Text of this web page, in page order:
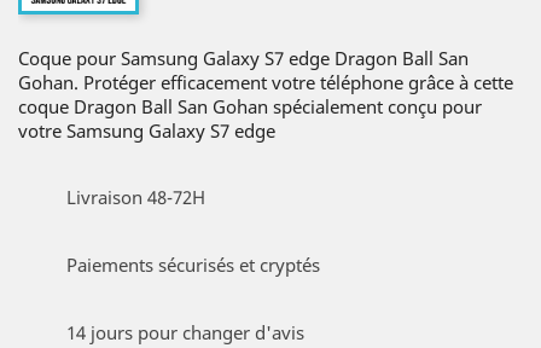
Coque pour Samsung Galaxy S7 edge Dragon Ball San
Gohan. Protéger efficacement votre téléphone grâce à cette
coque Dragon Ball San Gohan spécialement conçu pour
votre Samsung Galaxy S7 edge
Livraison 48-72H
Paiements sécurisés et cryptés
14 jours pour changer d'avis